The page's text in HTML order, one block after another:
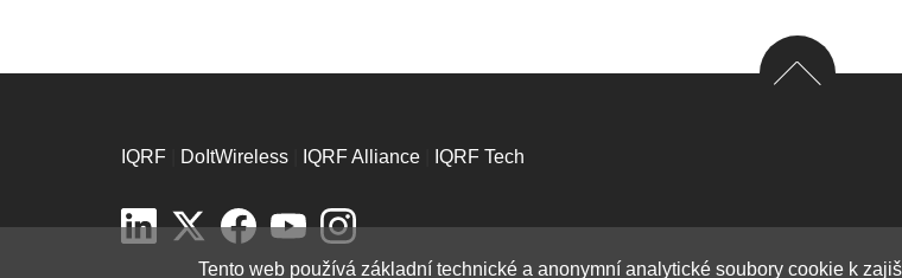
IQRF DoItWireless IQRF Alliance IQRF Tech
Tento web používá základní technické a anonymní analytické soubory cookie k